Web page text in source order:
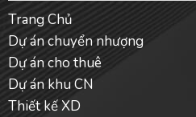
Trang Chủ
Dự án chuyển nhượng
Dự án cho thuê
Dự án khu CN
Thiết kế XD